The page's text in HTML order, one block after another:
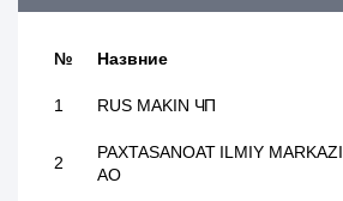
№ Назвние
1 RUS MAKIN ЧП
2
PAXTASANOAT ILMIY MARKAZI
АО